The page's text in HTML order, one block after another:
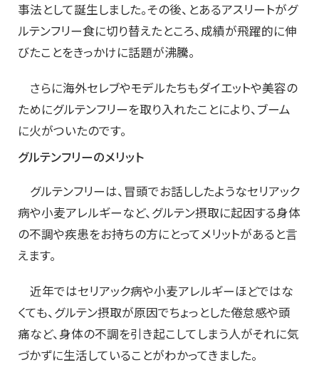
事法として誕生しました。その後、とあるアスリートがグ
ルテンフリー食に切り替えたところ、成績が飛躍的に伸
びたことをきっかけに話題が沸騰。
さらに海外セレブやモデルたちもダイエットや美容の
ためにグルテンフリーを取り入れたことにより、ブーム
に火がついたのです。
グルテンフリーのメリット
グルテンフリーは、冒頭でお話ししたようなセリアック
病や小麦アレルギーなど、グルテン摂取に起因する身体
の不調や疾患をお持ちの方にとってメリットがあると言
えます。
近年ではセリアック病や小麦アレルギーほどではな
くても、グルテン摂取が原因でちょっとした倦怠感や頭
痛など、身体の不調を引き起こしてしまう人がそれに気
づかずに生活していることがわかってきました。